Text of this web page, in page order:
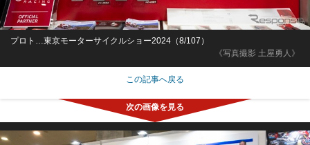
《写真撮影 土屋勇人》
プロト…東京モーターサイクルショー2024（8/107）
この記事へ戻る